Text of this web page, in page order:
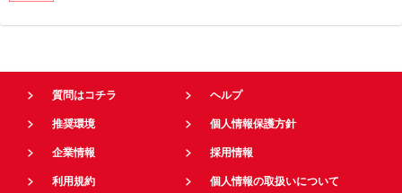
質問はコチラ ヘルプ
推奨環境 個人情報保護方針
企業情報 採用情報
利用規約 個人情報の取扱いについて